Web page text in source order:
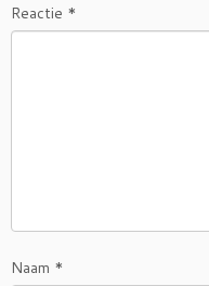
Reactie *
Naam *